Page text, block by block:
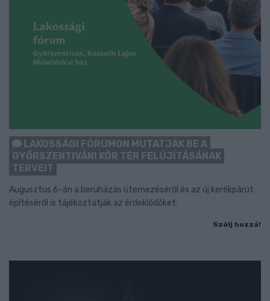
LAKOSSÁGI FÓRUMON MUTATJÁK BE A
GYŐRSZENTIVÁNI KÖR TÉR FELÚJÍTÁSÁNAK
TERVEIT
Augusztus 6-án a beruházás ütemezéséről és az új kerékpárút
építéséről is tájékoztatják az érdeklődőket.
Szólj hozzá!